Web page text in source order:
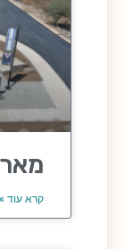
קרא עוד »